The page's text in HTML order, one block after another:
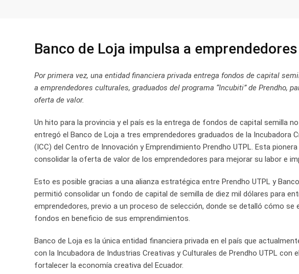
Banco de Loja impulsa a
Por primera vez, una entidad financiera privada entrega fondos de capital
a emprendedores culturales, graduados del programa “Incubiti” de Prendho,
oferta de valor.
Un hito para la provincia y el país es la entrega de fondos de capital semilla
entregó el Banco de Loja a tres emprendedores graduados de la Incubadora
(ICC) del Centro de Innovación y Emprendimiento Prendho UTPL. Esta
consolidar la oferta de valor de los emprendedores para mejorar su labor e
Esto es posible gracias a una alianza estratégica entre Prendho UTPL y
permitió consolidar un fondo de capital de semilla de diez mil dólares para
emprendedores, previo a un proceso de selección, donde se detalló cómo se
fondos en beneficio de sus emprendimientos.
Banco de Loja es la única entidad financiera privada en el país que
con la Incubadora de Industrias Creativas y Culturales de Prendho UTPL con
fortalecer la economía creativa del Ecuador.